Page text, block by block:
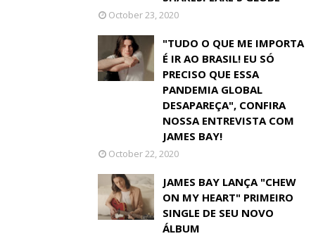
October 23, 2020
"TUDO O QUE ME IMPORTA
É IR AO BRASIL! EU SÓ
PRECISO QUE ESSA
PANDEMIA GLOBAL
DESAPAREÇA", CONFIRA
NOSSA ENTREVISTA COM
JAMES BAY!
October 22, 2020
JAMES BAY LANÇA "CHEW
ON MY HEART" PRIMEIRO
SINGLE DE SEU NOVO
ÁLBUM